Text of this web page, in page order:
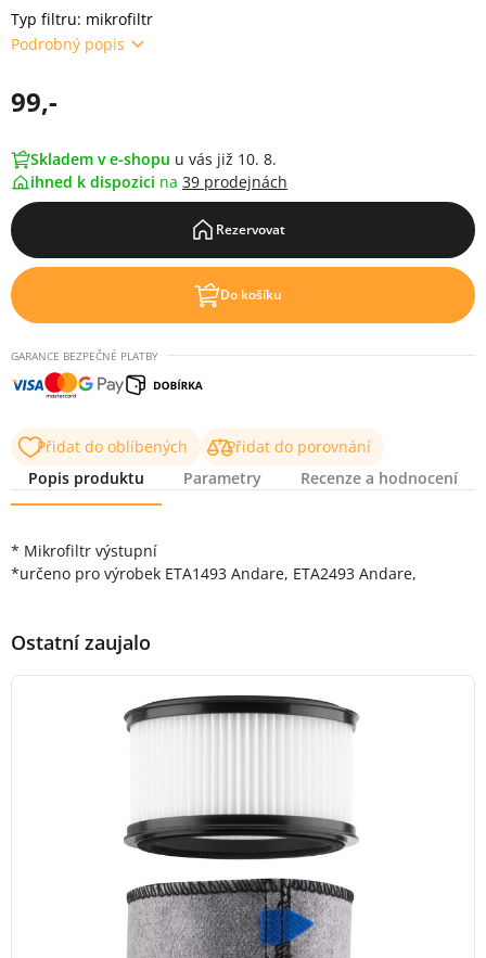
Typ filtru: mikrofiltr
Podrobný popis
99,-
Skladem v e-shopu u vás již 10. 8.
ihned k dispozici na 39 prodejnách
Rezervovat
Do košíku
GARANCE BEZPEČNÉ PLATBY
Přidat do oblíbených
Přidat do porovnání
Popis produktu
Parametry Recenze a hodnocení
* Mikrofiltr výstupní
*určeno pro výrobek ETA1493 Andare, ETA2493 Andare,
Ostatní zaujalo